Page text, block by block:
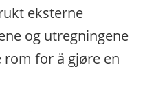
eksterne
og utregningene
for å gjøre en